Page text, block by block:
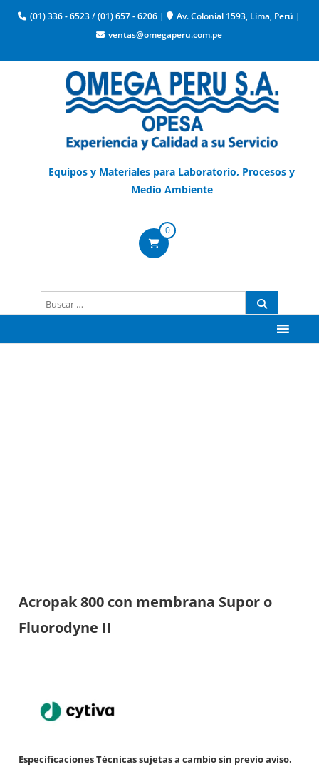
(01) 336 - 6523/(01) 657 - 6206 | Av. Colonial 1593, Lima, Perú |
ventas@omegaperu.com.pe
Equipos y Materiales para Laboratorio, Procesos y
Medio Ambiente
0
Acropak 800 con membrana Supor o
Fluorodyne II
Especificaciones Técnicas sujetas a cambio sin previo aviso.